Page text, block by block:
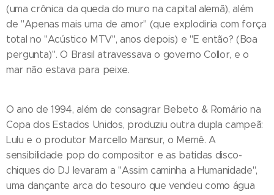
(uma crônica da queda do muro na capital alemã), além
de "Apenas mais uma de amor" (que explodiria com força
total no "Acústico MTV", anos depois) e "E então? (Boa
pergunta)". O Brasil atravessava o governo Collor, e o
mar não estava para peixe.
O ano de 1994, além de consagrar Bebeto & Romário na
Copa dos Estados Unidos, produziu outra dupla campeã:
Lulu e o produtor Marcello Mansur, o Memê. A
sensibilidade pop do compositor e as batidas disco-
chiques do DJ levaram a "Assim caminha a Humanidade",
uma dançante arca do tesouro que vendeu como água